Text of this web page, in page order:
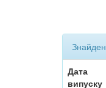
Дата
випуску